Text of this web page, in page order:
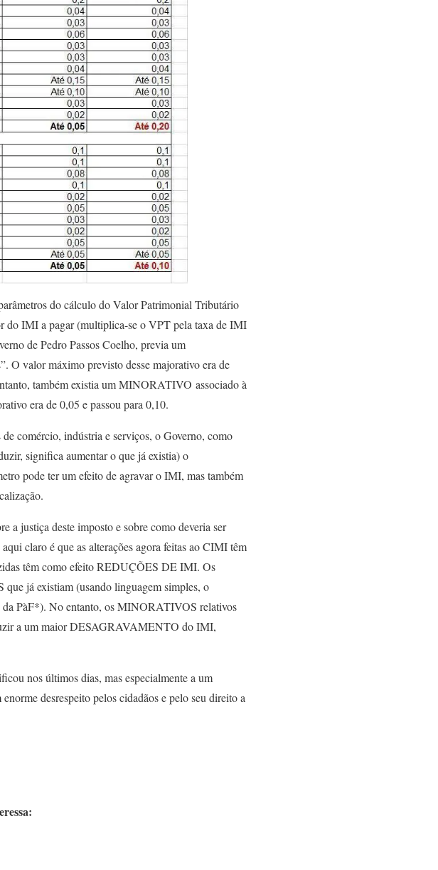
do cálculo do Valor Patrimonial Tributário
do IMI a pagar (multiplica-se o VPT pela taxa de IMI
de Pedro Passos Coelho, previa um
O valor máximo previsto desse majorativo era de
também existia um MINORATIVO associado à
era de 0,05 e passou para 0,10.
comércio, indústria e serviços, o Governo, como
significa aumentar o que já existia) o
pode ter um efeito de agravar o IMI, mas também
a justiça deste imposto e sobre como deveria ser
claro é que as alterações agora feitas ao CIMI têm
têm como efeito REDUÇÕES DE IMI. Os
já existiam (usando linguagem simples, o
da PàF*). No entanto, os MINORATIVOS relativos
a um maior DESAGRAVAMENTO do IMI,
nos últimos dias, mas especialmente a um
desrespeito pelos cidadãos e pelo seu direito a